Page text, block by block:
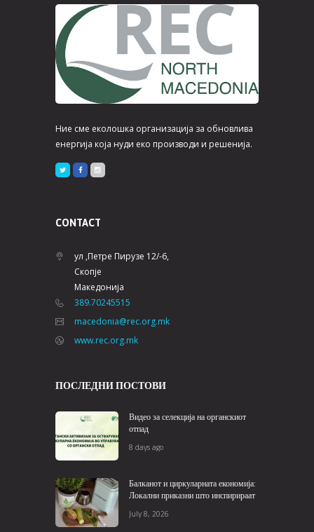
Ние сме еколошка организација за обновлива
енергија која нуди еко производи и решенија.
CONTACT
ул ,Петре Пирузе 12/-6,
Скопје
Македонија
389.70245515
macedonia@rec.org.mk
www.rec.org.mk
ПОСЛЕДНИ ПОСТОВИ
Видео за селекција на органскиот
отпад
8 days ago
Балканот и циркуларната економија:
Локални приказни што инспирираат
July 8, 2026